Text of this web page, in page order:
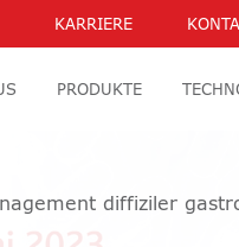
KARRIERE
PRODUKTE
diffiziler